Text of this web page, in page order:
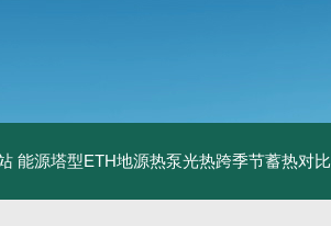
能源塔型ETH地源热泵光热跨季节蓄热对比